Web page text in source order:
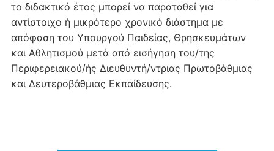
το διδακτικό έτος μπορεί να παραταθεί για
αντίστοιχο ή μικρότερο χρονικό διάστημα με
απόφαση του Υπουργού Παιδείας, Θρησκευμάτων
και Αθλητισμού μετά από εισήγηση του/της
Περιφερειακού/ής Διευθυντή/ντριας Πρωτοβάθμιας
και Δευτεροβάθμιας Εκπαίδευσης.